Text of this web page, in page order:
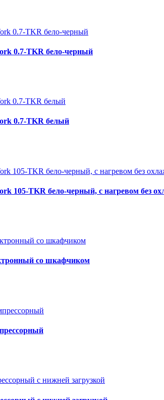
0.7-TKR бело-черный
0.7-TKR белый
105-TKR бело-черный, с нагревом без
со шкафчиком